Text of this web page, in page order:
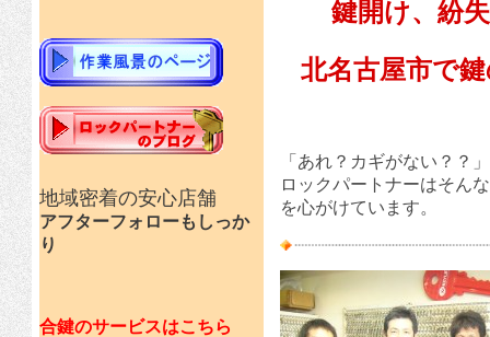
地域密着の安心店舗
アフターフォローもしっか
り
合鍵のサービスはこちら
鍵開け、紛
北名古屋市で
「あれ？カギがない？？
ロックパートナーはそん
を心がけています。